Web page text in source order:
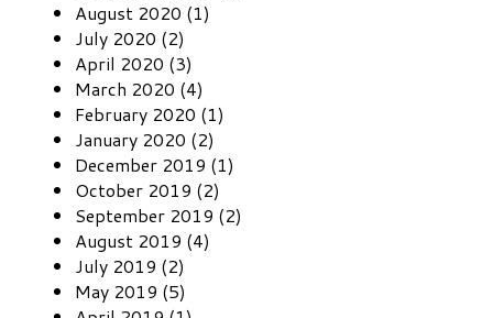
August 2020 (1)
July 2020 (2)
April 2020 (3)
March 2020 (4)
February 2020 (1)
January 2020 (2)
December 2019 (1)
October 2019 (2)
September 2019 (2)
August 2019 (4)
July 2019 (2)
May 2019 (5)